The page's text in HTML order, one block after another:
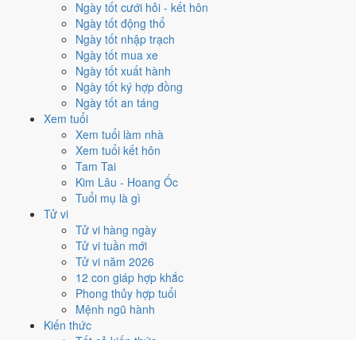
Ngày tốt cưới hỏi - kết hôn
Ngày tốt động thổ
Ngày tốt nhập trạch
Ngày tốt mua xe
Ngày tốt xuất hành
Ngày tốt ký hợp đồng
Ngày tốt an táng
Xem tuổi
Xem tuổi làm nhà
Xem tuổi kết hôn
Tam Tai
Kim Lâu - Hoang Ốc
Tuổi mụ là gì
Tử vi
Tử vi hàng ngày
Tử vi tuần mới
Tử vi năm 2026
12 con giáp hợp khắc
Phong thủy hợp tuổi
Mệnh ngũ hành
Kiến thức
T2 · 30/12 âm
Đinh Hợi
★★★★★ 10/10
CN · 22/12 âm
Kỷ Mão
★★★★★ 9/10
T3 · 1/1 âm
Mậu Tý
★★★★★ 9/10
T7 · 5/1 âm
Nhâm Thìn
★★★★★ 9/10
5